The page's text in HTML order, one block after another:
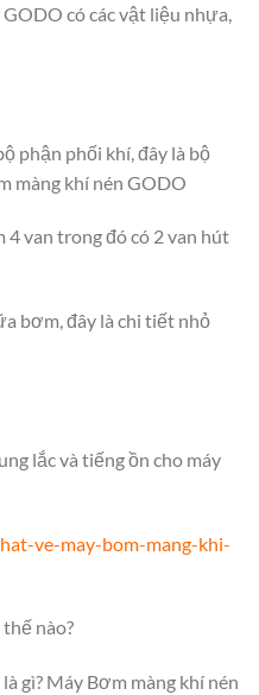
có các vật liệu nhựa,
phận phối khí, đây là bộ
màng khí nén GODO
4 van trong đó có 2 van hút
bơm, đây là chi tiết nhỏ
lắc và tiếng ồn cho máy
ve-may-bom-mang-khi-
nào?
gì? Máy Bơm màng khí nén